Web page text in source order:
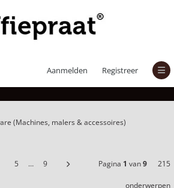
Aanmelden Registreer
(Machines, malers & accessoires)
5 … 9 Pagina 1 van9 215
onderwerpen